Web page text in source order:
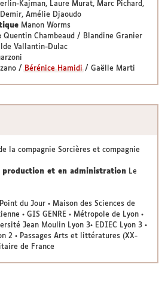
Kajman, Laure Murat, Marc Pichard,
Amélie Djaoudo
Manon Worms
Quentin Chambeaud / Blandine Granier
Vallantin-Dulac
/ Bérénice Hamidi / Gaëlle Marti
la compagnie Sorcières et compagnie
production et en administration Le
du Jour • Maison des Sciences de
• GIS GENRE • Métropole de Lyon •
Jean Moulin Lyon 3• EDIEC Lyon 3 •
2 • Passages Arts et littératures (XX-
de France